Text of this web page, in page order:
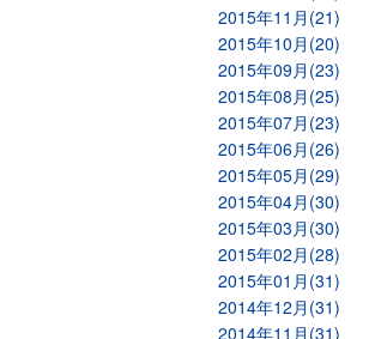
2015年11月(21)
2015年10月(20)
2015年09月(23)
2015年08月(25)
2015年07月(23)
2015年06月(26)
2015年05月(29)
2015年04月(30)
2015年03月(30)
2015年02月(28)
2015年01月(31)
2014年12月(31)
2014年11月(31)